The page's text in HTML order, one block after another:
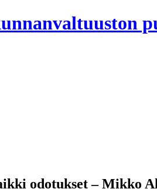
odotukset – Mikko